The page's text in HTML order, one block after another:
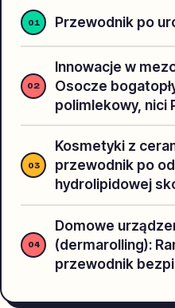
Przewodnik po
Innowacje w
Osocze
polimlekowy, nici
Kosmetyki z
przewodnik po
hydrolipidowej
Domowe
(dermarolling):
przewodnik